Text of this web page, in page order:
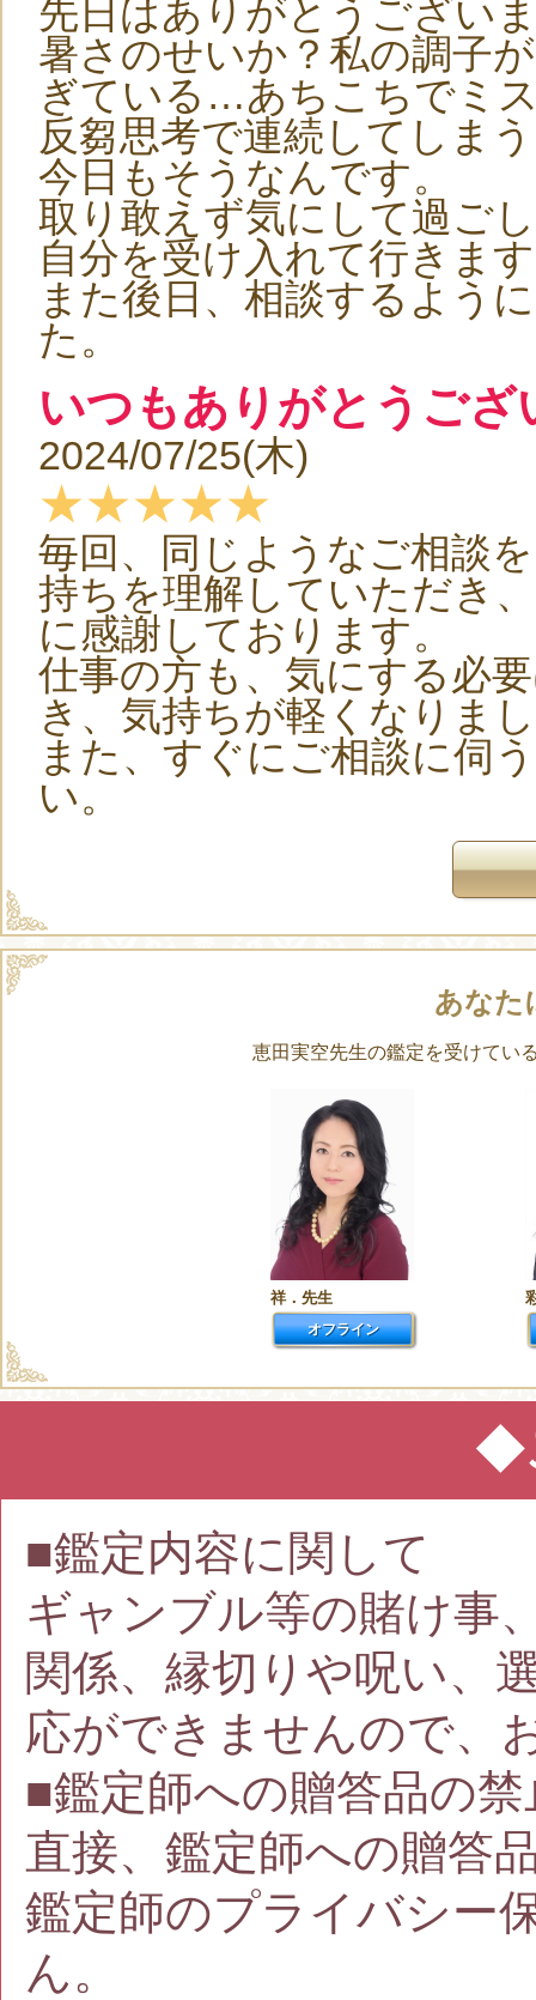
先日はありがとうござい
暑さのせいか？私の調子
ぎている…あちこちでミ
反芻思考で連続してしま
今日もそうなんです。
取り敢えず気にして過ご
自分を受け入れて行きま
また後日、相談するよう
た。
いつもありがとうござ
2024/07/25(木)
★★★★★
毎回、同じようなご相談
持ちを理解していただき
に感謝しております。
仕事の方も、気にする必
き、気持ちが軽くなりま
また、すぐにご相談に伺
い。
あなた
恵田実空先生の鑑定を受けてい
祥．先生
オフライン
◆
■鑑定内容に関して
ギャンブル等の賭け事
関係、縁切りや呪い、
応ができませんので、
■鑑定師への贈答品の禁
直接、鑑定師への贈答
鑑定師のプライバシー
ん。